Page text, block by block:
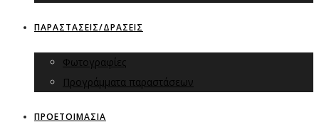
ΠΑΡΑΣΤΑΣΕΙΣ/ΔΡΑΣΕΙΣ
Φωτογραφίες
Προγράμματα παραστάσεων
ΠΡΟΕΤΟΙΜΑΣΙΑ